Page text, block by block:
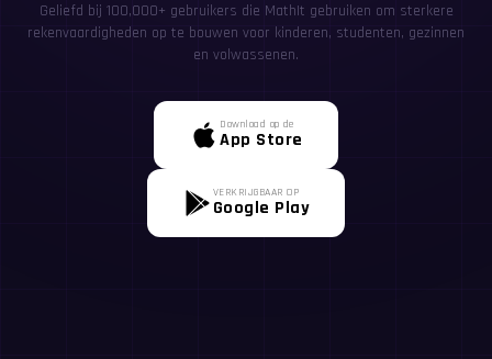
Geliefd bij 100,000+ gebruikers die MathIt gebruiken om sterkere
rekenvaardigheden op te bouwen voor kinderen, studenten, gezinnen
en volwassenen.
Download op de
App Store
VERKRIJGBAAR OP
Google Play